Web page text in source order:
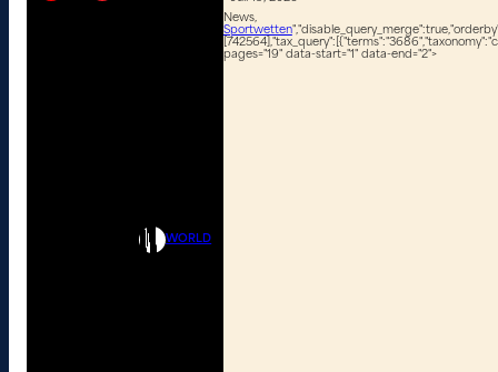
WORLD
News,
Sportwetten
pages="19" data-start="1" data-end="2">